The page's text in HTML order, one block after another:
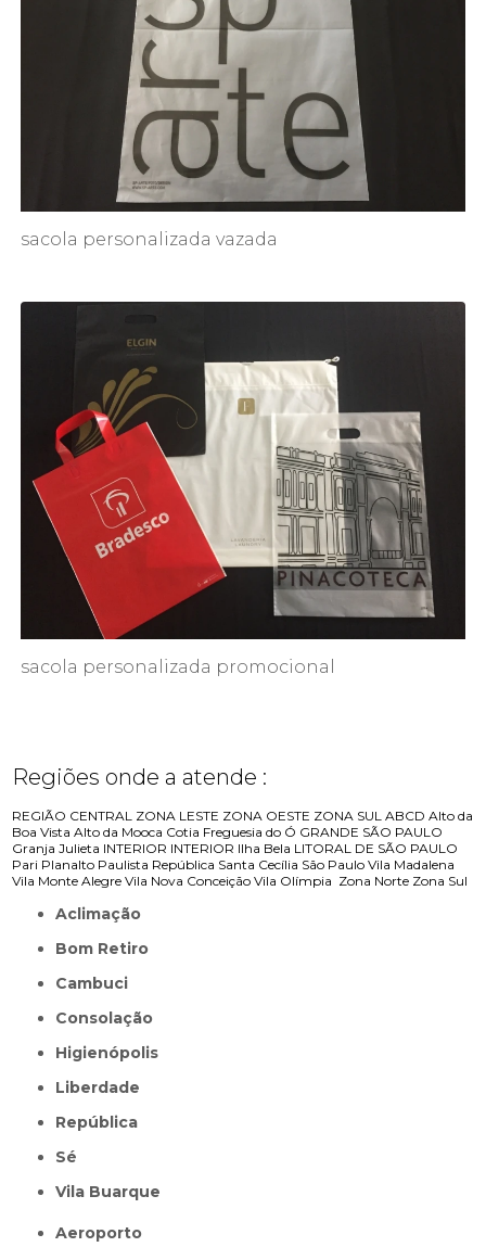
sacola personalizada vazada
sacola personalizada promocional
Regiões onde a atende :
REGIÃO CENTRAL ZONA LESTE ZONA OESTE ZONA SUL ABCD Alto da
Boa Vista Alto da Mooca Cotia Freguesia do Ó GRANDE SÃO PAULO
Granja Julieta INTERIOR INTERIOR Ilha Bela LITORAL DE SÃO PAULO
Pari Planalto Paulista República Santa Cecília São Paulo Vila Madalena
Vila Monte Alegre Vila Nova Conceição Vila Olímpia Zona Norte Zona Sul
Aclimação
Bom Retiro
Cambuci
Consolação
Higienópolis
Liberdade
República
Sé
Vila Buarque
Aeroporto